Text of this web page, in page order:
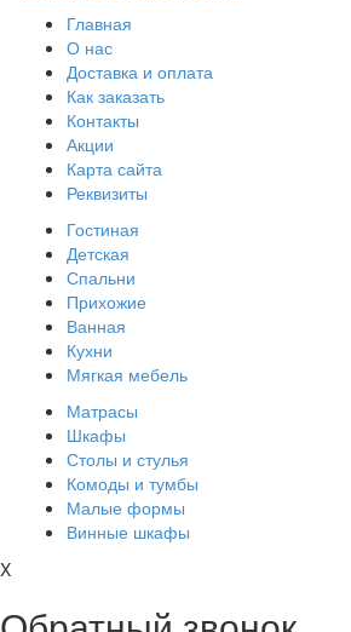
Главная
О нас
Доставка и оплата
Как заказать
Контакты
Акции
Карта сайта
Реквизиты
Гостиная
Детская
Спальни
Прихожие
Ванная
Кухни
Мягкая мебель
Матрасы
Шкафы
Столы и стулья
Комоды и тумбы
Малые формы
Винные шкафы
X